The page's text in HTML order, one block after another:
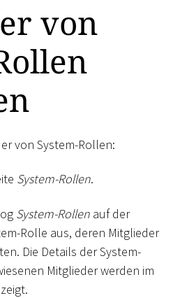
von
von System-Rollen:
System-Rollen.
System-Rollen auf der
Rolle aus, deren Mitglieder
Die Details der System-
Mitglieder werden im